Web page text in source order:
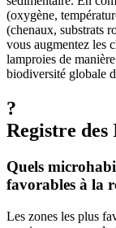
(oxygène,
(chenaux, substrats
vous augmentez les
lamproies de
biodiversité globale
?
Registre
Quels
favorables à la
Les zones les plus